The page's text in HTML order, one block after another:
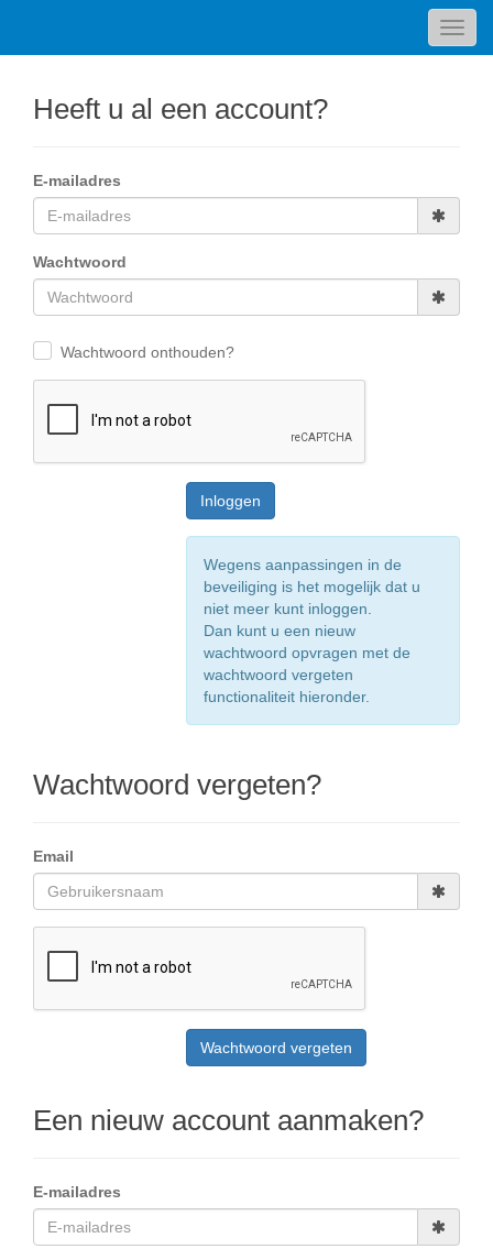
Heeft u al een account?
E-mailadres
Wachtwoord
Wachtwoord onthouden?
Wegens aanpassingen in de
beveiliging is het mogelijk dat u
niet meer kunt inloggen.
Dan kunt u een nieuw
wachtwoord opvragen met de
wachtwoord vergeten
functionaliteit hieronder.
Wachtwoord vergeten?
Email
Een nieuw account aanmaken?
E-mailadres